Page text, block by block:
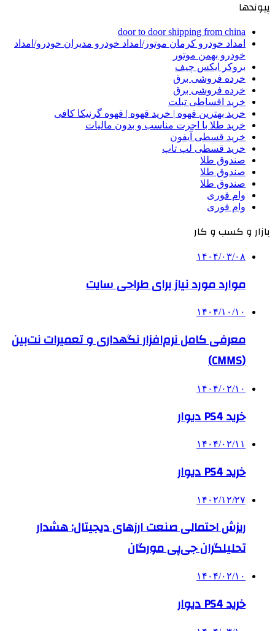
پیوندها
door to door shipping from china
امداد خودرو کرمان موتور/امداد خودرو مدیران خودرو/امداد
خودرو بهمن موتور
بروکر ایکس چیف
خرده فروشی برق
خرده فروشی برق
خرید اقساطی تبلت
خرید بهترین قهوه | خرید قهوه | قهوه گرنیکا کافی
خرید طلا با اجرت مناسب و بدون مالیات
خرید قسطی آیفون
خرید قسطی لپ تاپ
صندوق طلا
صندوق طلا
صندوق طلا
وام فوری
وام فوری
بازار و کسب و کار
۱۴۰۴/۰۳/۰۸
موارد مورد نیاز برای طراحی سایت
۱۴۰۴/۱۰/۱۰
معرفی کامل نرم‌افزار نگهداری و تعمیرات نت‌بین
(CMMS)
۱۴۰۴/۰۲/۱۰
خرید PS4 دیوار
۱۴۰۴/۰۲/۱۱
خرید PS4 دیوار
۱۴۰۲/۱۲/۲۷
ریزش احتمالی صنعت ارزهای دیجیتال: هشدار
تحلیلگران جی‌پی مورگان
۱۴۰۴/۰۲/۱۰
خرید PS4 دیوار